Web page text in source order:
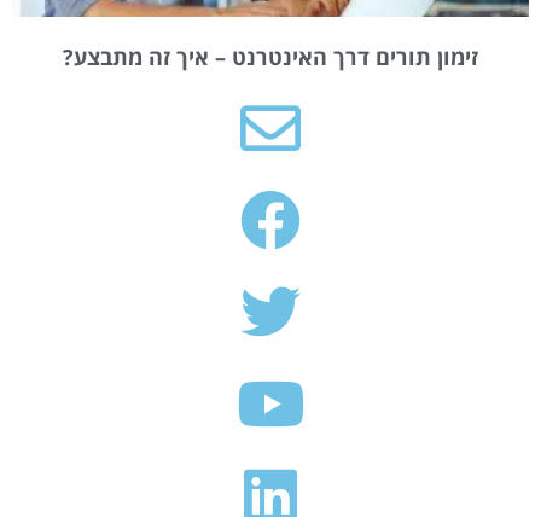
זימון תורים דרך האינטרנט – איך זה מתבצע?